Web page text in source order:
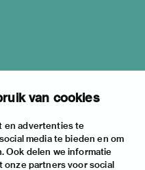
van cookies
en advertenties te
media te bieden en om
Ook delen we informatie
onze partners voor social